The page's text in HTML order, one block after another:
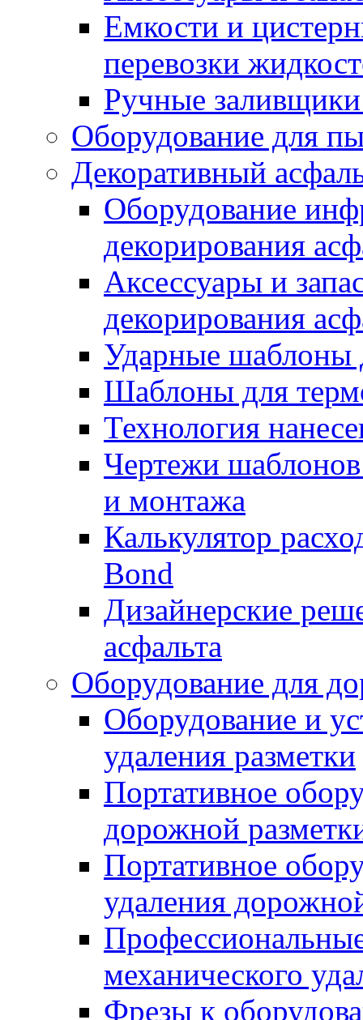
Емкости и
перевозки
Ручные
Оборудование для
Декоративный
Оборудование
декорирования
Аксессуары и
декорирования
Ударные шаблоны
Шаблоны для
Технология
Чертежи шаблонов
и монтажа
Калькулятор
Bond
Дизайнерские
асфальта
Оборудование для
Оборудование и
удаления разметки
Портативное
дорожной
Портативное
удаления
механического
Фрезы к